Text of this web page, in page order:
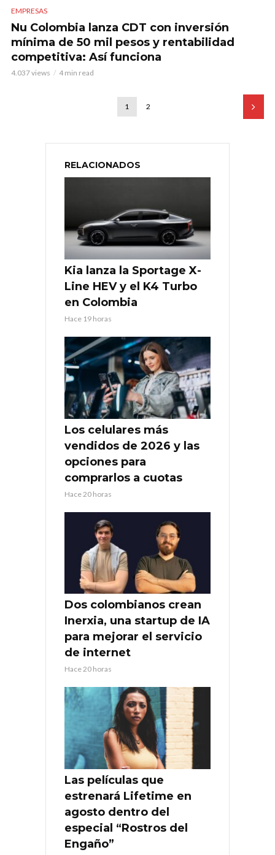
EMPRESAS
Nu Colombia lanza CDT con inversión
mínima de 50 mil pesos y rentabilidad
competitiva: Así funciona
4.037 views 4 min read
1 2
RELACIONADOS
Kia lanza la Sportage X-
Line HEV y el K4 Turbo
en Colombia
Hace 19 horas
Los celulares más
vendidos de 2026 y las
opciones para
comprarlos a cuotas
Hace 20 horas
Dos colombianos crean
Inerxia, una startup de IA
para mejorar el servicio
de internet
Hace 20 horas
Las películas que
estrenará Lifetime en
agosto dentro del
especial “Rostros del
Engaño”